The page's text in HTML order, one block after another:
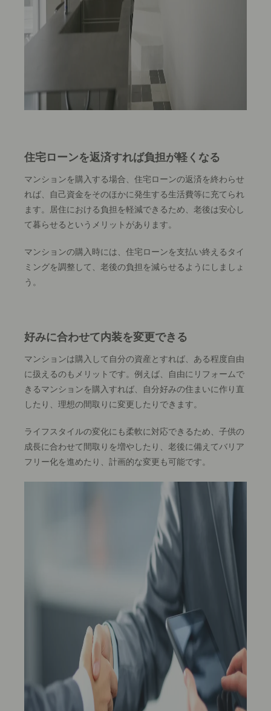
住宅ローンを返済すれば負担が軽くなる
マンションを購入する場合、住宅ローンの返済を終わらせ
れば、自己資金をそのほかに発生する生活費等に充てられ
ます。居住における負担を軽減できるため、老後は安心し
て暮らせるというメリットがあります。
マンションの購入時には、住宅ローンを支払い終えるタイ
ミングを調整して、老後の負担を減らせるようにしましょ
う。
好みに合わせて内装を変更できる
マンションは購入して自分の資産とすれば、ある程度自由
に扱えるのもメリットです。例えば、自由にリフォームで
きるマンションを購入すれば、自分好みの住まいに作り直
したり、理想の間取りに変更したりできます。
ライフスタイルの変化にも柔軟に対応できるため、子供の
成長に合わせて間取りを増やしたり、老後に備えてバリア
フリー化を進めたり、計画的な変更も可能です。